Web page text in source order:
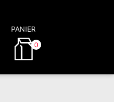
PANIER
0